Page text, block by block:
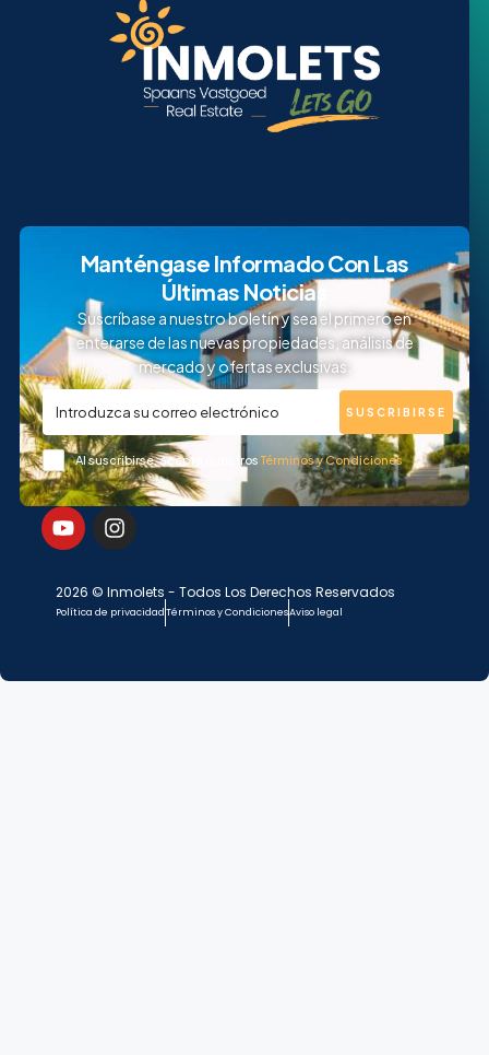
Manténgase Informado Con Las
Últimas Noticias
Suscríbase a nuestro boletín y sea el primero en
enterarse de las nuevas propiedades, análisis de
mercado y ofertas exclusivas.
Al suscribirse, acepta nuestrosTérminos y Condiciones
SUSCRIBIRSE
2026 © Inmolets - Todos Los Derechos Reservados
Política de privacidad Términos y CondicionesAviso legal